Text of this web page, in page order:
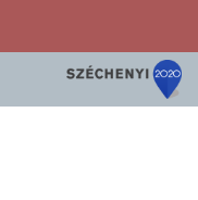
jog fenntartva!